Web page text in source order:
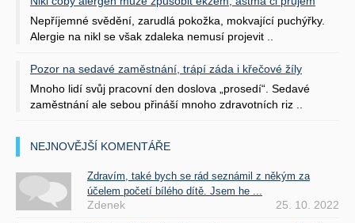
Nepříjemné svědění, zarudlá pokožka, mokvající puchýřky.
Alergie na nikl se však zdaleka nemusí projevit ..
Pozor na sedavé zaměstnání, trápí záda i křečové žíly
Mnoho lidí svůj pracovní den doslova „prosedí“. Sedavé
zaměstnání ale sebou přináší mnoho zdravotních riz ..
NEJNOVĚJŠÍ KOMENTÁŘE
Zdravím, také bych se rád seznámil z někým za
účelem početí bílého dítě. Jsem he ...
Zdenek 25. 10. 2022